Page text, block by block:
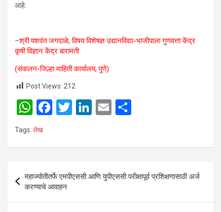
आहे.
–श्री.यशवंत जगदाळे, विषय विशेषज्ञ उद्यानविद्या-भाजीपाला गुणवत्ता केंद्र
कृषी विज्ञान केंद्र बारामती
(संकलन-जिल्हा माहिती कार्यालय, पुणे)
Post Views: 212
W
h
at
A
p
p
F
o
o
k
T
Li
n
E
Tags: लेख
navigation
महाज्योतीतर्फे एमपीएससी आणि युपीएससी परीक्षापूर्व प्रशिक्षणासाठी अर्ज
करण्याचे आवाहन